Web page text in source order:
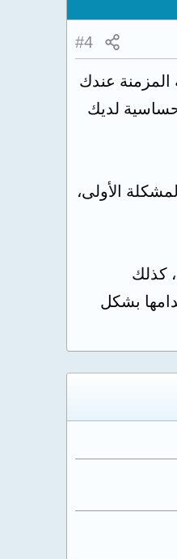
#4
المزمنة عندك
لديك
الأولى،
كذلك
بشكل